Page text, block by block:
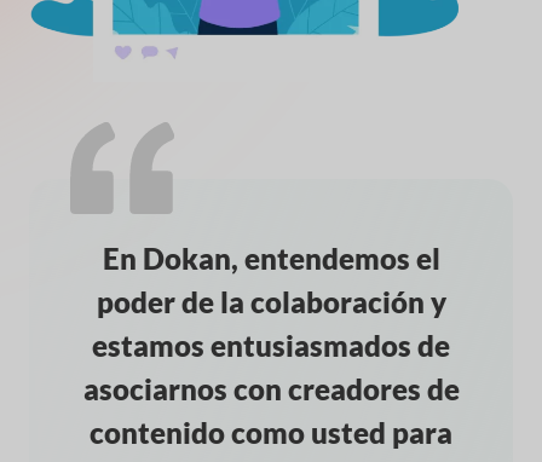
En Dokan, entendemos el
poder de la colaboración y
estamos entusiasmados de
asociarnos con creadores de
contenido como usted para